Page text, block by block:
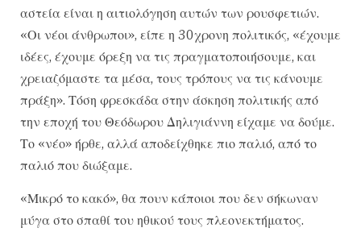
αστεία είναι η αιτιολόγηση αυτών των ρουσφετιών.
«Οι νέοι άνθρωποι», είπε η 30χρονη πολιτικός, «έχουμε
ιδέες, έχουμε όρεξη να τις πραγματοποιήσουμε, και
χρειαζόμαστε τα μέσα, τους τρόπους να τις κάνουμε
πράξη». Τόση φρεσκάδα στην άσκηση πολιτικής από
την εποχή του Θεόδωρου Δηλιγιάννη είχαμε να δούμε.
Το «νέο» ήρθε, αλλά αποδείχθηκε πιο παλιό, από το
παλιό που διώξαμε.
«Μικρό το κακό», θα πουν κάποιοι που δεν σήκωναν
μύγα στο σπαθί του ηθικού τους πλεονεκτήματος.